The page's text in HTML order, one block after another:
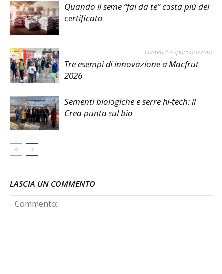
Quando il seme “fai da te” costa più del
certificato
contenuto sponsorizzato
Tre esempi di innovazione a Macfrut
2026
Sementi biologiche e serre hi-tech: il
Crea punta sul bio
LASCIA UN COMMENTO